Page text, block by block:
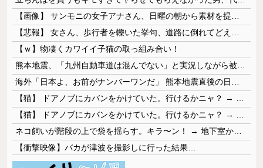
【ｗ】物凄くカワイイ子猫の取っ組み合い！
【衝撃映像】バカが津波を撮影しに行った結果…